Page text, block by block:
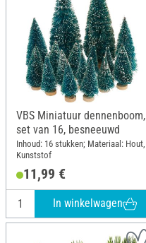
VBS Miniatuur dennenboom,
set van 16, besneeuwd
Inhoud: 16 stukken; Materiaal: Hout,
Kunststof
11,99 €
In winkelwagen